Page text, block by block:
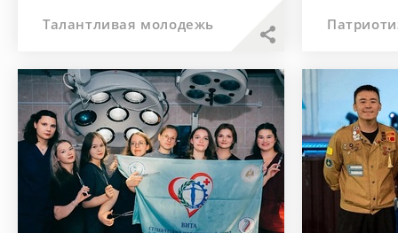
в Поморье
Талантливая молодежь